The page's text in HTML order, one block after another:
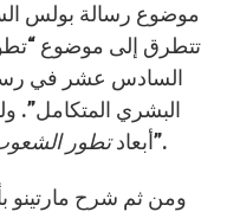
موضوع رسالة بولس
تتطرق إلى موضوع
السادس عشر في
البشري المتكامل”.
أبعادتطور ، بالتماشي مع ديناميتها العميقة”.
ومن ثم شرح